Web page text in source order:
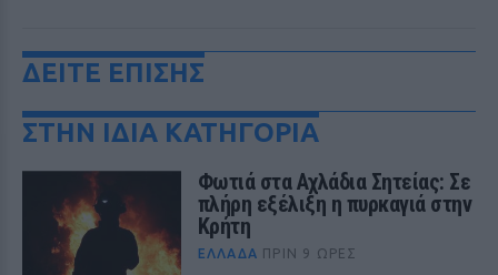
ΔΕΙΤΕ ΕΠΙΣΗΣ
ΣΤΗΝ ΙΔΙΑ ΚΑΤΗΓΟΡΙΑ
Φωτιά στα Αχλάδια Σητείας: Σε
πλήρη εξέλιξη η πυρκαγιά στην
Κρήτη
ΕΛΛΆΔΑ ΠΡΙΝ 9 ΏΡΕΣ